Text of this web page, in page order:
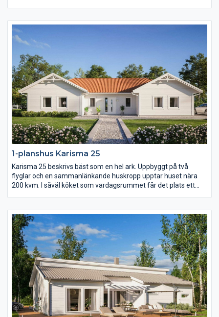
barn- och ungdomsdel med eget allrum samt en vuxendel med
stort badrum och arbetsrum. Karisma 24 har helt enkelt extra
allt.
1-planshus Karisma 25
Karisma 25 beskrivs bäst som en hel ark. Uppbyggt på två
flyglar och en sammanlänkande huskropp upptar huset nära
200 kvm. I såväl köket som vardagsrummet får det plats ett
på hela 23 kvm med utgång till den öppna innergården på
trädgårdssidan.